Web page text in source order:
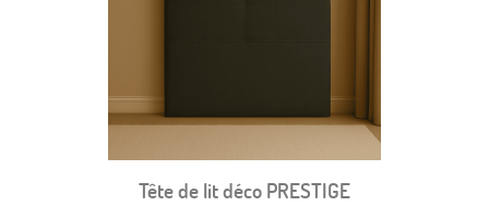
Tête de lit déco PRESTIGE